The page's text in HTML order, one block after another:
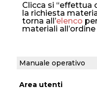
Clicca si “effettua
la richiesta
torna all’elenco
materiali all’ordine
Manuale operativo
Area utenti